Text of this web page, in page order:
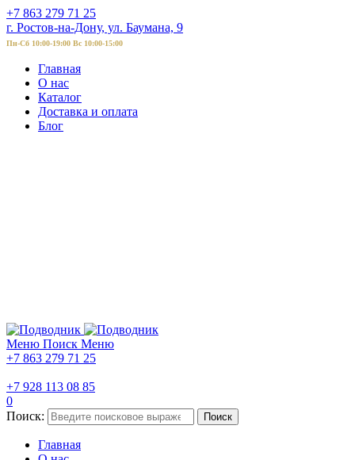
+7 863 279 71 25
г. Ростов-на-Дону, ул. Баумана, 9
Пн-Сб 10:00-19:00 Вс 10:00-15:00
Главная
О нас
Каталог
Доставка и оплата
Блог
Меню Поиск Меню
+7 863 279 71 25
+7 928 113 08 85
0
Поиск:
Поиск
Главная